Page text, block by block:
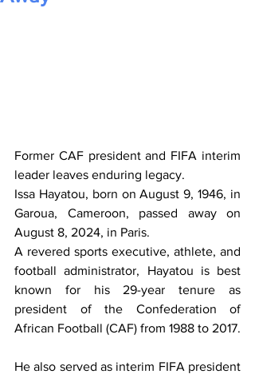
Former CAF president and FIFA interim
leader leaves enduring legacy.
Issa Hayatou, born on August 9, 1946, in
Garoua, Cameroon, passed away on
August 8, 2024, in Paris.
A revered sports executive, athlete, and
football administrator, Hayatou is best
known for his 29-year tenure as
president of the Confederation of
African Football (CAF) from 1988 to 2017.
He also served as interim FIFA president